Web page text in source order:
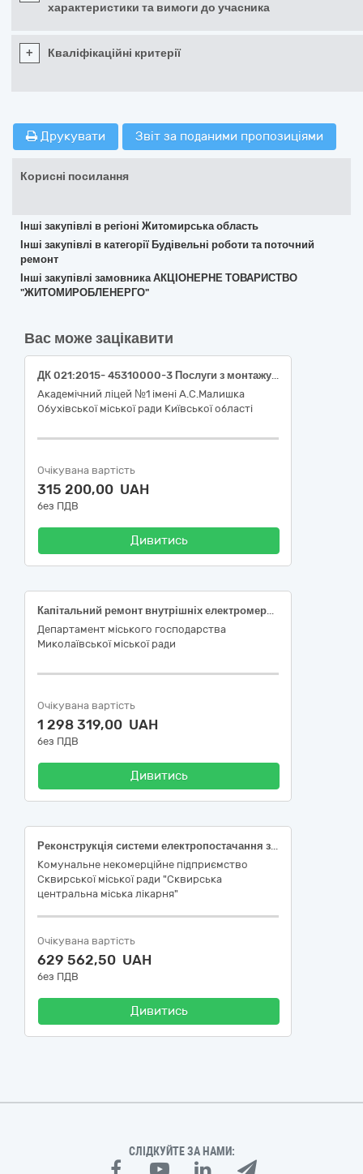
характеристики та вимоги до учасника
+ Кваліфікаційні критерії
Друкувати Звіт за поданими пропозиціями
Корисні посилання
Інші закупівлі в регіоні Житомирська область
Інші закупівлі в категорії Будівельні роботи та поточний
ремонт
Інші закупівлі замовника АКЦІОНЕРНЕ ТОВАРИСТВО
"ЖИТОМИРОБЛЕНЕРГО"
Вас може зацікавити
ДК 021:2015- 45310000-3 Послуги з монтажу інфрачервоних стельових електрообігрівачів
Академічний ліцей №1 імені А.С.Малишка
Обухівської міської ради Київської області
Очікувана вартість
315 200,00 UAH
без ПДВ
Дивитись
Капітальний ремонт внутрішніх електромереж житлового будинку за адресою: вул. Миколаївська, 19-А, в м. Миколаєві
Департамент міського господарства
Миколаївської міської ради
Очікувана вартість
1 298 319,00 UAH
без ПДВ
Дивитись
Реконструкція системи електропостачання з додатковим встановленням системи альтернативного електропостачання (сонячні панелі, інвертори і акумуляторні батареї потужністю 75-80 кВт) в Комунальному некомерційному підприємстві Сквирської міської ради «Сквирська центральна міська лікарня" за адресою: вул. Київська, 12, м. Сквира Білоцерківський район Київська обл.)
Комунальне некомерційне підприємство
Сквирської міської ради "Сквирська
центральна міська лікарня"
Очікувана вартість
629 562,50 UAH
без ПДВ
Дивитись
СЛІДКУЙТЕ ЗА НАМИ: